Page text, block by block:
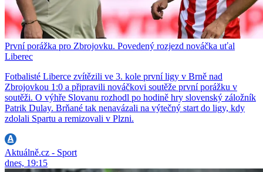
První porážka pro Zbrojovku. Povedený rozjezd nováčka uťal
Liberec
Fotbalisté Liberce zvítězili ve 3. kole první ligy v Brně nad
Zbrojovkou 1:0 a připravili nováčkovi soutěže první porážku v
soutěži. O výhře Slovanu rozhodl po hodině hry slovenský záložník
Patrik Dulay. Brňané tak nenavázali na výtečný start do ligy, kdy
zdolali Spartu a remizovali v Plzni.
Aktuálně.cz - Sport
dnes, 19:15